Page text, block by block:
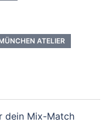
ATELIER
dein Mix-Match